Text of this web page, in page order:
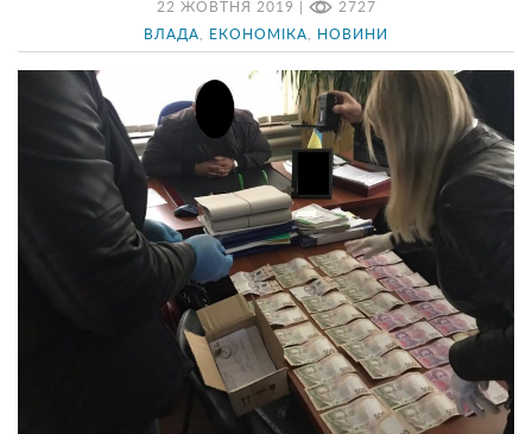
22 ЖОВТНЯ 2019 | 2727
ВЛАДА ЕКОНОМІКА НОВИНИ